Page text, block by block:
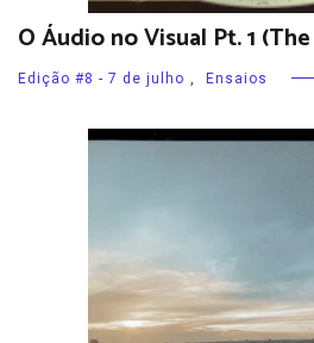
O Áudio no Visual Pt. 1
Edição #8 - 7 de julho , Ensaios